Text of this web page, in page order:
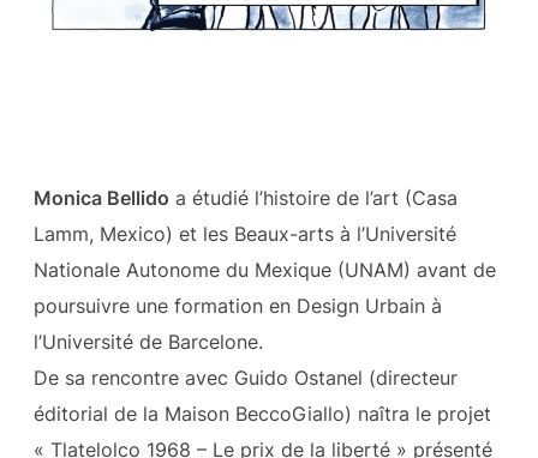
Monica Bellido a étudié l’histoire de l’art (Casa
Lamm, Mexico) et les Beaux-arts à l’Université
Nationale Autonome du Mexique (UNAM) avant de
poursuivre une formation en Design Urbain à
l’Université de Barcelone.
De sa rencontre avec Guido Ostanel (directeur
éditorial de la Maison BeccoGiallo) naîtra le projet
« Tlatelolco 1968 – Le prix de la liberté » présenté